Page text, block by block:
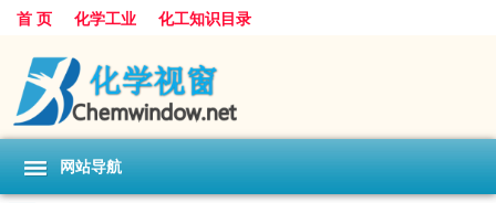
首 页 化学工业 化工知识目录
网站导航